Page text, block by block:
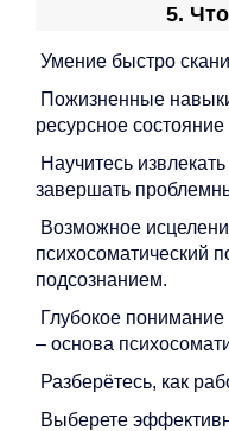
5.
Умение быстро
Пожизненные
ресурсное
Научитесь
завершать
Возможное
психосоматический
подсознанием.
Глубокое
– основа
Разберётесь, как
Выберете